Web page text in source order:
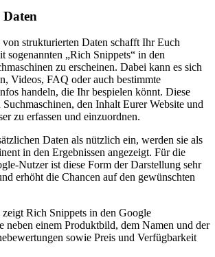
strukturierten Daten schafft Ihr Euch
sogenannten „Rich Snippets“ in den
zu erscheinen. Dabei kann es sich
Videos, FAQ oder auch bestimmte
handeln, die Ihr bespielen könnt. Diese
den Inhalt Eurer Website und
zu erfassen und einzuordnen.
Daten als nützlich ein, werden sie als
in den Ergebnissen angezeigt. Für die
Nutzer ist diese Form der Darstellung sehr
erhöht die Chancen auf den gewünschten
Rich Snippets in den Google
neben einem Produktbild, dem Namen und der
sowie Preis und Verfügbarkeit